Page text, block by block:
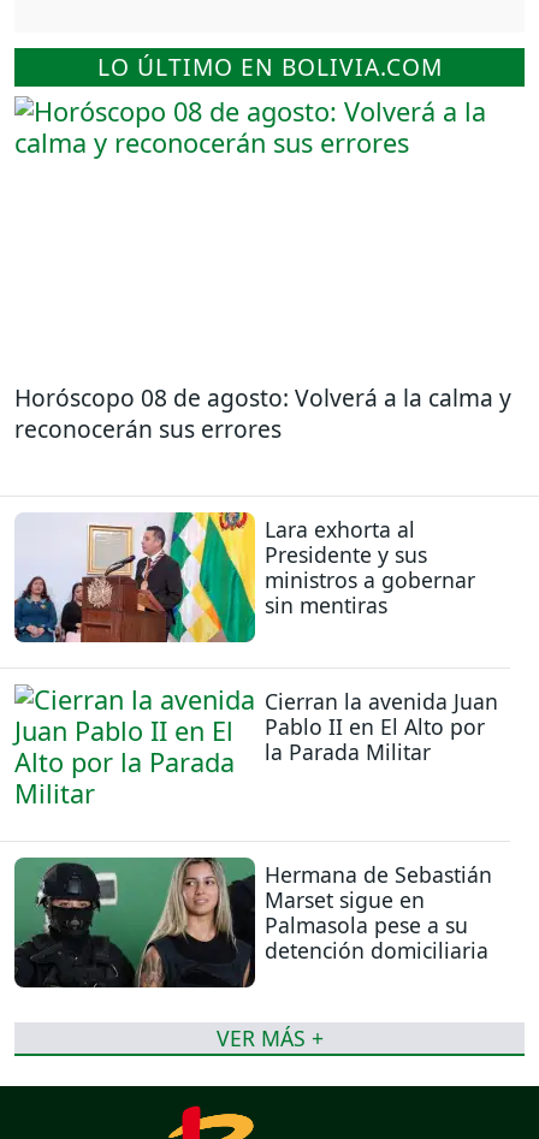
LO ÚLTIMO EN BOLIVIA.COM
Horóscopo 08 de agosto: Volverá a la calma y
reconocerán sus errores
Lara exhorta al
Presidente y sus
ministros a gobernar
sin mentiras
Cierran la avenida Juan
Pablo II en El Alto por
la Parada Militar
Hermana de Sebastián
Marset sigue en
Palmasola pese a su
detención domiciliaria
VER MÁS +